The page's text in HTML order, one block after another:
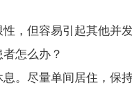
，但容易引起其他并
怎么办？
。尽量单间居住，保